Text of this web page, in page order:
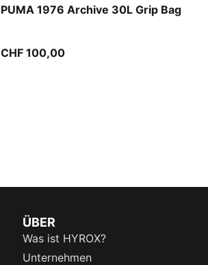
PUMA 1976 Archive 30L Grip Bag
CHF 100,00
ÜBER
Was ist HYROX?
Unternehmen